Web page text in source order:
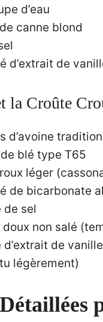
d’eau
canne blond
d’extrait de
la Croûte
d’avoine
blé type T65
léger
de bicarbonate
de sel
doux non salé
de
légèrement)